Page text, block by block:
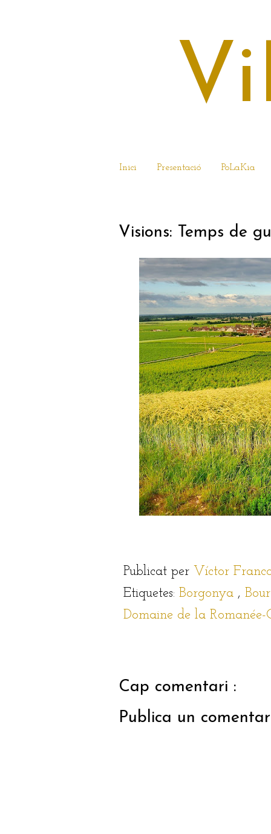
Inici Presentació PoLaKia
Visions: Temps de
Publicat per Víctor
Etiquetes: Borgonya ,
Domaine de la
Cap comentari :
Publica un